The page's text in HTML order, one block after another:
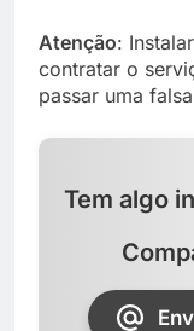
Atenção:
contratar o
passar uma
Tem algo